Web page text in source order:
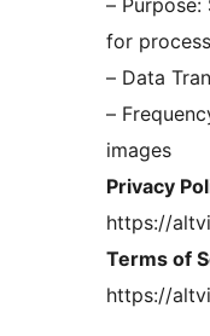
–
for
– Data
–
images
Privacy
https://
Terms of
https://